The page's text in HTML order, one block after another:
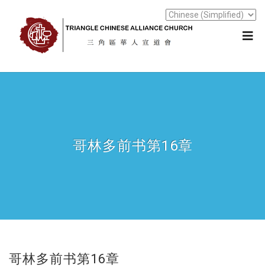
哥林多前书第16章
哥林多前书第16章